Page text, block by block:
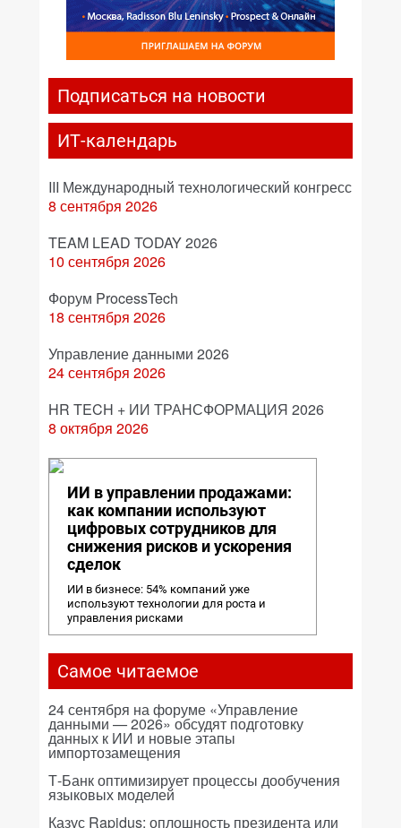
Подписаться на новости
ИТ-календарь
III Международный технологический конгресс
8 сентября 2026
TEAM LEAD TODAY 2026
10 сентября 2026
Форум ProcessTech
18 сентября 2026
Управление данными 2026
24 сентября 2026
HR TECH + ИИ ТРАНСФОРМАЦИЯ 2026
8 октября 2026
ИИ в управлении продажами:
как компании используют
цифровых сотрудников для
снижения рисков и ускорения
сделок
ИИ в бизнесе: 54% компаний уже
используют технологии для роста и
управления рисками
Самое читаемое
24 сентября на форуме «Управление
данными — 2026» обсудят подготовку
данных к ИИ и новые этапы
импортозамещения
Т-Банк оптимизирует процессы дообучения
языковых моделей
Казус Rapidus: оплошность президента или